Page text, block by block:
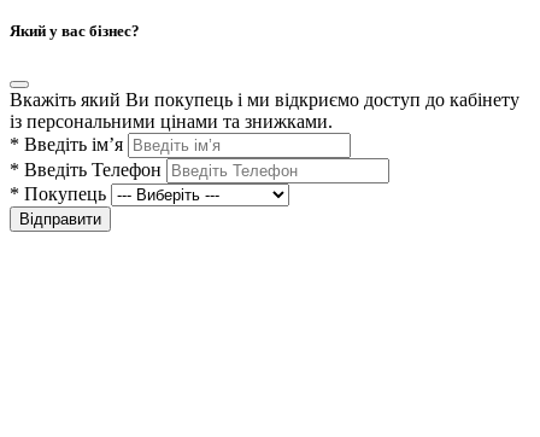
Який у вас бізнес?
Вкажіть який Ви покупець і ми відкриємо доступ до кабінету
із персональними цінами та знижками.
* Введіть ім’я
* Введіть Телефон
* Покупець
Відправити